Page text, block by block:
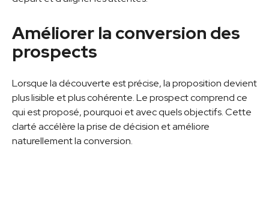
Améliorer la conversion des
prospects
Lorsque la découverte est précise, la proposition devient
plus lisible et plus cohérente. Le prospect comprend ce
qui est proposé, pourquoi et avec quels objectifs. Cette
clarté accélère la prise de décision et améliore
naturellement la conversion.